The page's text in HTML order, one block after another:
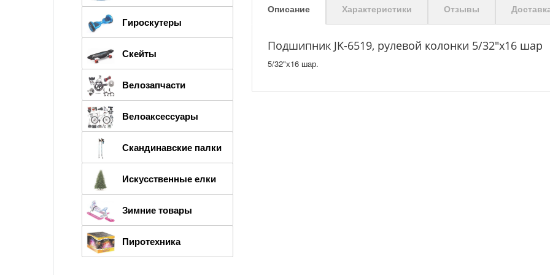
Описание Характеристики Отзывы
Подшипник JK-6519, рулевой колонки 5/32"х16 шар
5/32"х16 шар.
Гироскутеры
Скейты
Велозапчасти
Велоаксессуары
Скандинавские палки
Искусственные елки
Зимние товары
Пиротехника